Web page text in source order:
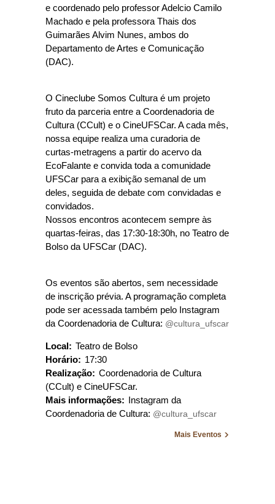
e coordenado pelo professor Adelcio Camilo
Machado e pela professora Thais dos
Guimarães Alvim Nunes, ambos do
Departamento de Artes e Comunicação
(DAC).
O Cineclube Somos Cultura é um projeto
fruto da parceria entre a Coordenadoria de
Cultura (CCult) e o CineUFSCar. A cada mês,
nossa equipe realiza uma curadoria de
curtas-metragens a partir do acervo da
EcoFalante e convida toda a comunidade
UFSCar para a exibição semanal de um
deles, seguida de debate com convidadas e
convidados.
Nossos encontros acontecem sempre às
quartas-feiras, das 17:30-18:30h, no Teatro de
Bolso da UFSCar (DAC).
Os eventos são abertos, sem necessidade
de inscrição prévia. A programação completa
pode ser acessada também pelo Instagram
da Coordenadoria de Cultura: @cultura_ufscar
Local: Teatro de Bolso
Horário: 17:30
Realização: Coordenadoria de Cultura
(CCult) e CineUFSCar.
Mais informações: Instagram da
Coordenadoria de Cultura: @cultura_ufscar
Mais Eventos